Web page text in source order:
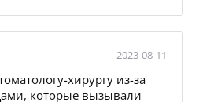
2023-08-11
хирургу из-за
которые вызывали